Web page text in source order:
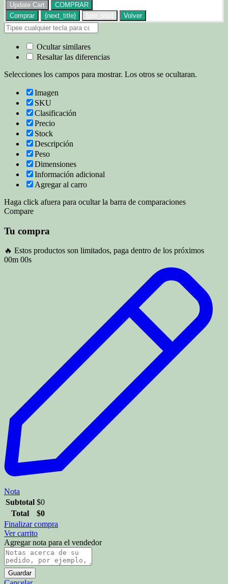
Update Cart
COMPRAR
Comprar
{next_title} {pre_title} Volver
Ocultar similares
Resaltar las diferencias
Selecciones los campos para mostrar. Los otros se ocultaran.
Imagen
SKU
Clasificación
Precio
Stock
Descripción
Peso
Dimensiones
Información adicional
Agregar al carro
Haga click afuera para ocultar la barra de comparaciones
Compare
Tu compra
🔥 Estos productos son limitados, paga dentro de los próximos
00m 00s
Nota
Subtotal $0
Total
$0
Finalizar compra
Ver carrito
Agregar nota para el vendedor
Guardar